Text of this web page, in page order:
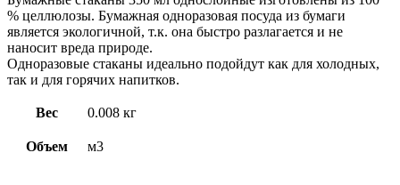
% целлюлозы. Бумажная одноразовая посуда из бумаги
является экологичной, т.к. она быстро разлагается и не
наносит вреда природе.
Одноразовые стаканы идеально подойдут как для холодных,
так и для горячих напитков.
Вес 0.008 кг
Объем м3